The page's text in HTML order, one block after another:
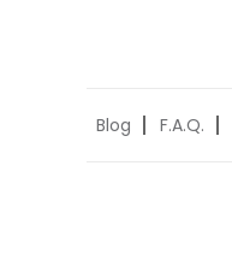
Blog F.A.Q.